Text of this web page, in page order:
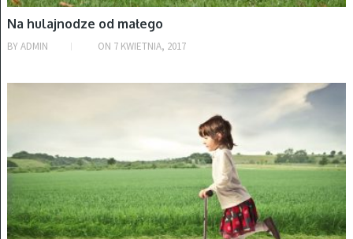
Na hulajnodze od małego
BY ADMIN ON 7 KWIETNIA, 2017